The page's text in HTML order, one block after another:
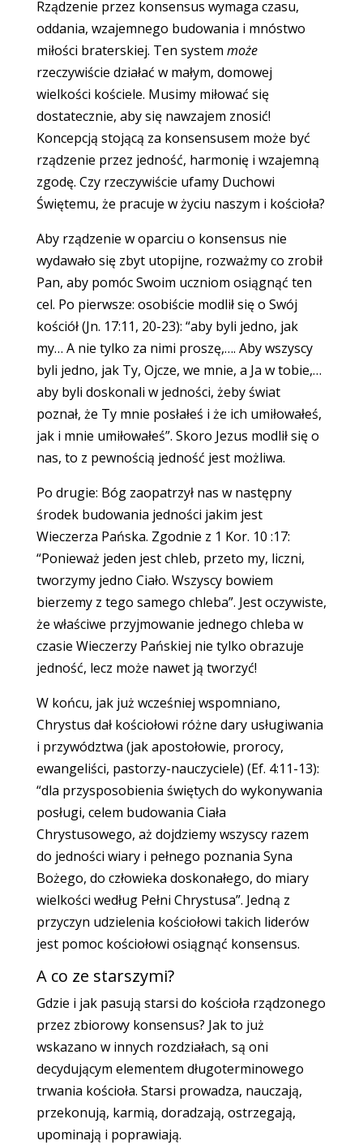
Rządzenie przez konsensus wymaga czasu,
oddania, wzajemnego budowania i mnóstwo
miłości braterskiej. Ten system może
rzeczywiście działać w małym, domowej
wielkości kościele. Musimy miłować się
dostatecznie, aby się nawzajem znosić!
Koncepcją stojącą za konsensusem może być
rządzenie przez jedność, harmonię i wzajemną
zgodę. Czy rzeczywiście ufamy Duchowi
Świętemu, że pracuje w życiu naszym i kościoła?
Aby rządzenie w oparciu o konsensus nie
wydawało się zbyt utopijne, rozważmy co zrobił
Pan, aby pomóc Swoim uczniom osiągnąć ten
cel. Po pierwsze: osobiście modlił się o Swój
kościół (Jn. 17:11, 20-23): “aby byli jedno, jak
my… A nie tylko za nimi proszę,…. Aby wszyscy
byli jedno, jak Ty, Ojcze, we mnie, a Ja w tobie,…
aby byli doskonali w jedności, żeby świat
poznał, że Ty mnie posłałeś i że ich umiłowałeś,
jak i mnie umiłowałeś”. Skoro Jezus modlił się o
nas, to z pewnością jedność jest możliwa.
Po drugie: Bóg zaopatrzył nas w następny
środek budowania jedności jakim jest
Wieczerza Pańska. Zgodnie z 1 Kor. 10 :17:
“Ponieważ jeden jest chleb, przeto my, liczni,
tworzymy jedno Ciało. Wszyscy bowiem
bierzemy z tego samego chleba”. Jest oczywiste,
że właściwe przyjmowanie jednego chleba w
czasie Wieczerzy Pańskiej nie tylko obrazuje
jedność, lecz może nawet ją tworzyć!
W końcu, jak już wcześniej wspomniano,
Chrystus dał kościołowi różne dary usługiwania
i przywództwa (jak apostołowie, prorocy,
ewangeliści, pastorzy-nauczyciele) (Ef. 4:11-13):
“dla przysposobienia świętych do wykonywania
posługi, celem budowania Ciała
Chrystusowego, aż dojdziemy wszyscy razem
do jedności wiary i pełnego poznania Syna
Bożego, do człowieka doskonałego, do miary
wielkości według Pełni Chrystusa”. Jedną z
przyczyn udzielenia kościołowi takich liderów
jest pomoc kościołowi osiągnąć konsensus.
A co ze starszymi?
Gdzie i jak pasują starsi do kościoła rządzonego
przez zbiorowy konsensus? Jak to już
wskazano w innych rozdziałach, są oni
decydującym elementem długoterminowego
trwania kościoła. Starsi prowadza, nauczają,
przekonują, karmią, doradzają, ostrzegają,
upominają i poprawiają.